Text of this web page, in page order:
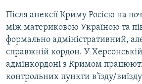
Після анексії Криму Росією на
між материковою Україною та
формально адміністративний,
справжній кордон. У Херсонській
адмінкордоні з Кримом
контрольних пункти в'їзду/